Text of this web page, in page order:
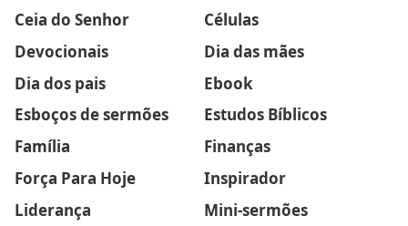
Ceia do Senhor
Células
Devocionais
Dia das mães
Dia dos pais
Ebook
Esboços de sermões
Estudos Bíblicos
Família
Finanças
Força Para Hoje
Inspirador
Liderança
Mini-sermões